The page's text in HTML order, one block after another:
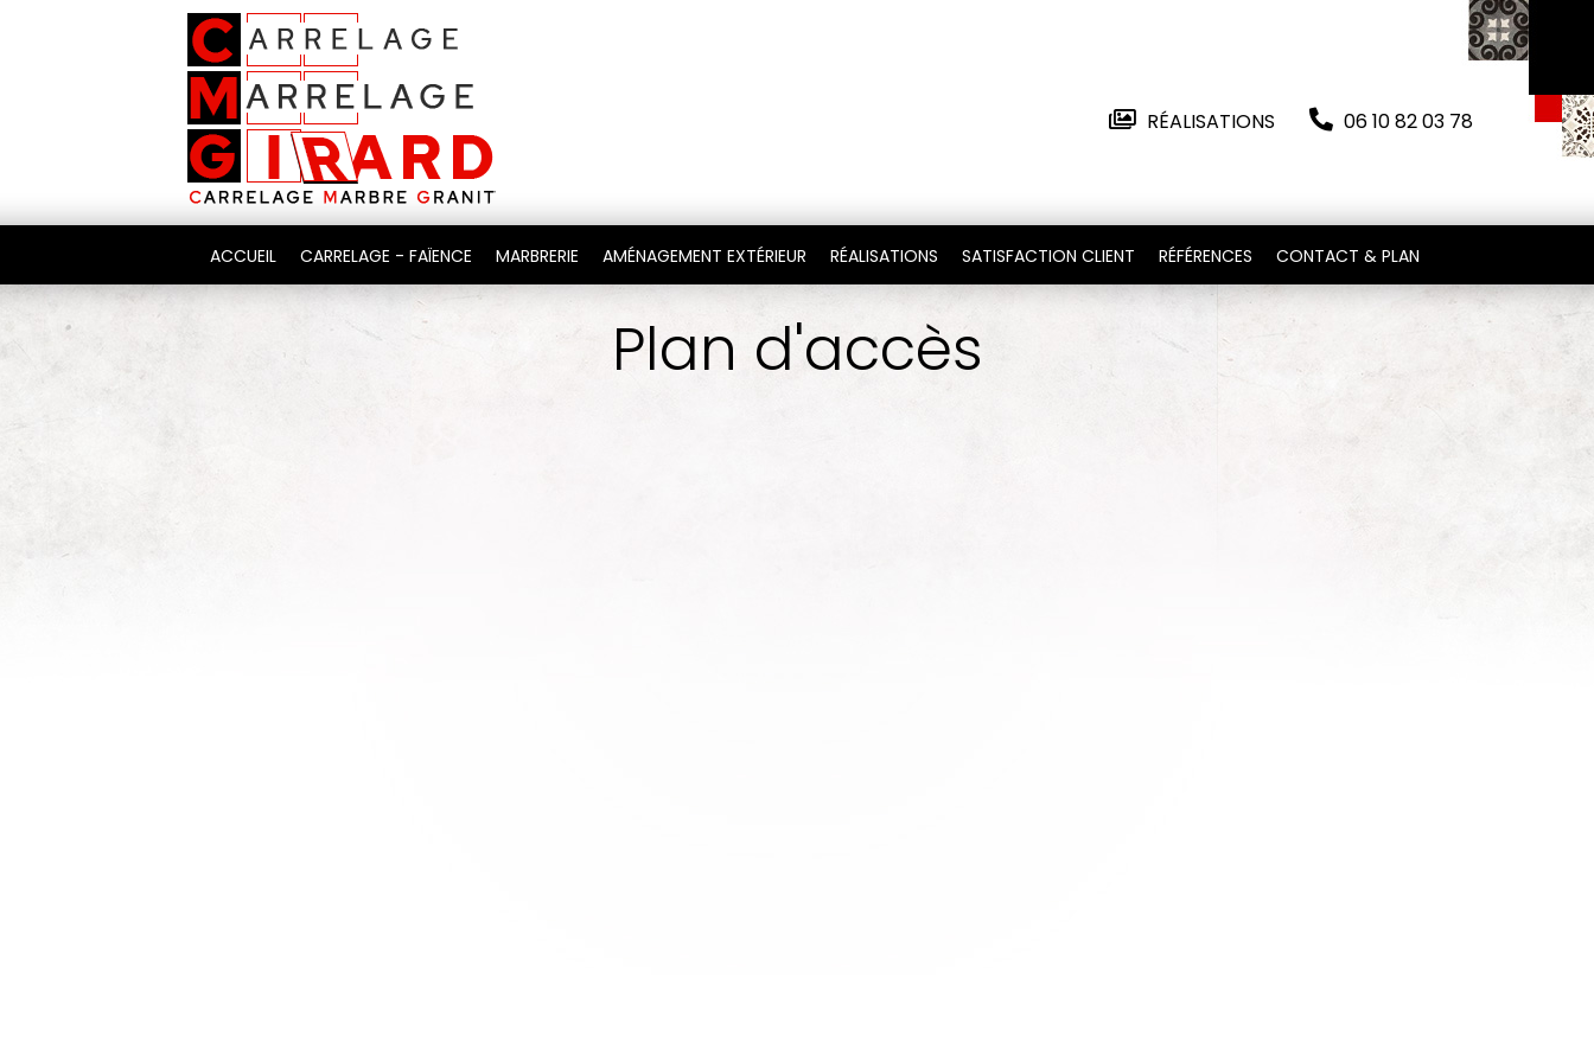
RÉALISATIONS 06 10 82 03 78
ACCUEIL CARRELAGE - FAÏENCE MARBRERIE AMÉNAGEMENT EXTÉRIEUR RÉALISATIONS SATISFACTION CLIENT RÉFÉRENCES CONTACT & PLAN
Plan d'accès